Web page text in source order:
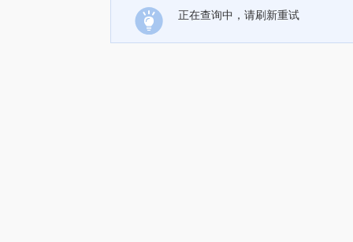
正在查询中，请刷新重试